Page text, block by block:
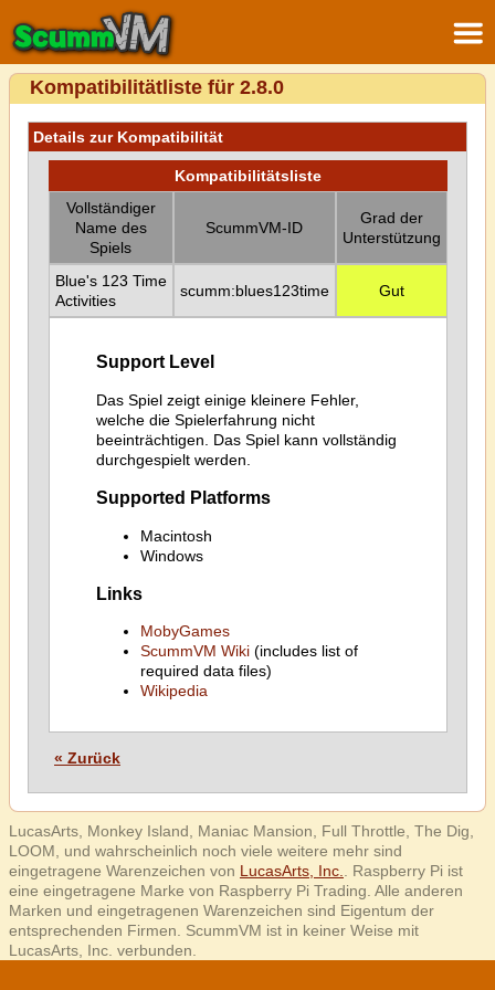
Kompatibilitätliste für 2.8.0
Details zur Kompatibilität
Kompatibilitätsliste
Vollständiger
Name des
Spiels
ScummVM-ID
Grad der
Unterstützung
Blue's 123 Time
Activities
scumm:blues123time Gut
Support Level
Das Spiel zeigt einige kleinere Fehler,
welche die Spielerfahrung nicht
beeinträchtigen. Das Spiel kann vollständig
durchgespielt werden.
Supported Platforms
Macintosh
Windows
Links
MobyGames
ScummVM Wiki(includes list of
required data files)
Wikipedia
« Zurück
LucasArts, Monkey Island, Maniac Mansion, Full Throttle, The Dig,
LOOM, und wahrscheinlich noch viele weitere mehr sind
eingetragene Warenzeichen von LucasArts, Inc.
. Raspberry Pi ist
eine eingetragene Marke von Raspberry Pi Trading. Alle anderen
Marken und eingetragenen Warenzeichen sind Eigentum der
entsprechenden Firmen. ScummVM ist in keiner Weise mit
LucasArts, Inc. verbunden.